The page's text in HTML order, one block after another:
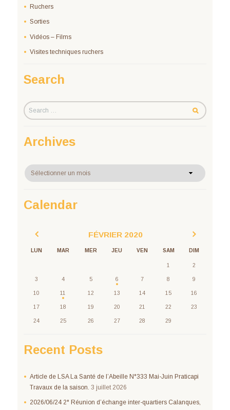
Ruchers
Sorties
Vidéos – Films
Visites techniques ruchers
Search
Archives
Archives
Calendar
FÉVRIER 2020
LUN MAR MER JEU VEN SAM DIM
1 2
3 4 5 6 7 8 9
10 11 12 13 14 15 16
17 18 19 20 21 22 23
24 25 26 27 28 29
Recent Posts
Article de LSA La Santé de l’Abeille N°333 Mai-Juin Praticapi
Travaux de la saison. 3 juillet 2026
2026/06/24 2° Réunion d’échange inter-quartiers Calanques,